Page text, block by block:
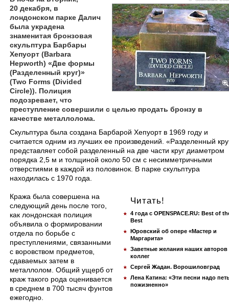
20 декабря, в
лондонском парке Далич
была украдена
знаменитая бронзовая
скульптура Барбары
Хепуорт (Barbara
Hepworth) «Две формы
(Разделенный круг)»
(Two Forms (Divided
Circle)). Полиция
подозревает, что
преступление совершили с целью продать бронзу в
качестве металлолома.
Скульптура была создана Барбарой Хепуорт в 1969 году и
считается одним из лучших ее произведений. «Разделенный
представляет собой разделенный на две части круг диаметром
порядка 2,5 м и толщиной около 50 см с несимметричными
отверстиями в каждой из половинок. В парке скульптура
находилась с 1970 года.
Читать!
4 года с OPENSPACE.RU: Best of
Best
Юровский об опере «Мастер и
Маргарита»
Заветные желания наших авторов
коллег
Сергей Жадан. Ворошиловград
Лена Катина: «Эти песни надо
пожизненно»
Кража была совершена на
следующий день после того,
как лондонская полиция
объявила о формировании
отдела по борьбе с
преступлениями, связанными
с воровством предметов,
сдаваемых затем в
металлолом. Общий ущерб от
краж такого рода оценивается
в среднем в 700 тысяч фунтов
ежегодно.